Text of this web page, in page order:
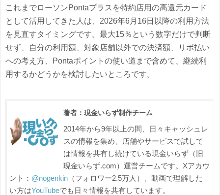
これまでローソンPontaプラスを特約店用の高還元カード
として活用してきた人は、2026年6月16日以降の利用方法
を見直すタイミングです。最大15％という数字だけで判断
せず、自分の利用額、対象店舗以外での決済額、リボ払い
への考え方、Pontaポイントの使い道まで含めて、継続利
用するかどうかを検討したいところです。
著者：現金いらず制作チーム
2014年から9年以上の間、日々キャッシュレ
スの情報を集め、店舗やサービスで試して
は情報を共有し続けている現金いらず（旧
現金いらず.com）運営チームです。Xアカウ
ント： @nogenkin （フォロワー2.5万人）、動画で理解した
い方はYouTubeでも日々情報を共有しています。